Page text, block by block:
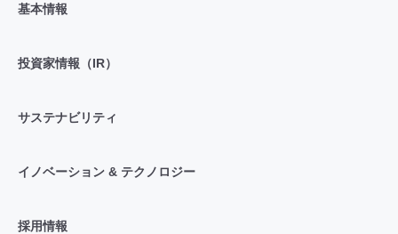
基本情報
投資家情報（IR）
サステナビリティ
イノベーション & テクノロジー
採用情報